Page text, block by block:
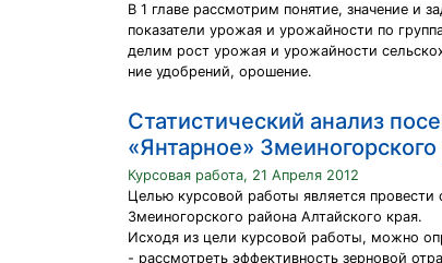
В 1 главе рассмотрим понятие, значение и
показатели урожая и урожайности по
делим рост урожая и урожайности
ние удобрений, орошение.
Статистический анализ
«Янтарное»
Курсовая работа, 21 Апреля 2012
Целью курсовой работы является
Змеиногорского района Алтайского края.
Исходя из цели курсовой работы, можно
- рассмотреть эффективность зерновой